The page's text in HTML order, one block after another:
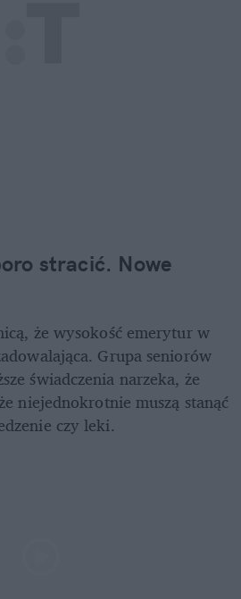
stracić. Nowe
że wysokość emerytur w
Grupa seniorów
świadczenia narzeka, że
niejednokrotnie muszą stanąć
czy leki.